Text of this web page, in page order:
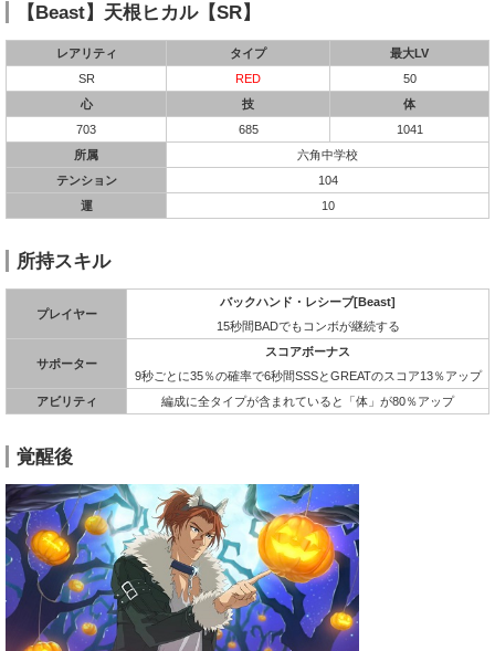
【Beast】天根ヒカル【SR】
レアリティ タイプ
最大LV
SR
RED
50
心
技
体
703
685
1041
所属
六角中学校
テンション
104
運
10
所持スキル
プレイヤー
バックハンド・レシーブ[Beast]
15秒間BADでもコンボが継続する
サポーター
スコアボーナス
9秒ごとに35％の確率で6秒間SSSとGREATのスコア13％アップ
アビリティ
編成に全タイプが含まれていると「体」が80％アップ
覚醒後